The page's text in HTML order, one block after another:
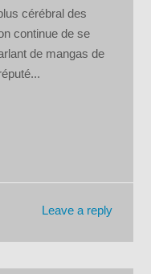
cérébral des
continue de se
de mangas de
Leave a reply